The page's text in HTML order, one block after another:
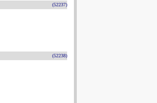
(52237)
(52238)